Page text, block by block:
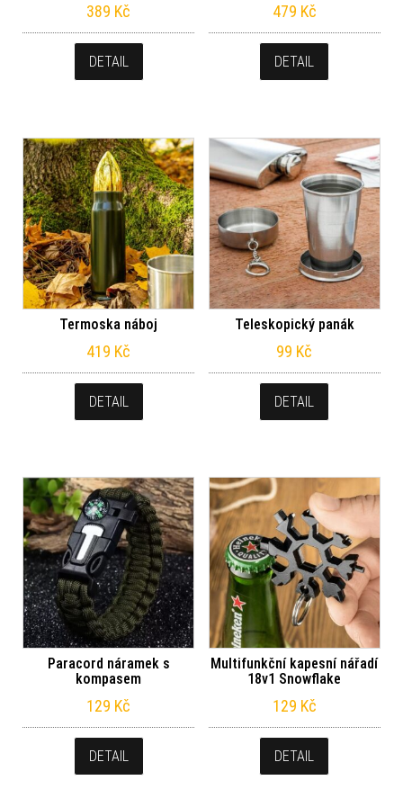
389 Kč
DETAIL
479 Kč
DETAIL
Termoska náboj
419 Kč
DETAIL
Teleskopický panák
99 Kč
DETAIL
Paracord náramek s
kompasem
129 Kč
DETAIL
Multifunkční kapesní nářadí
18v1 Snowflake
129 Kč
DETAIL